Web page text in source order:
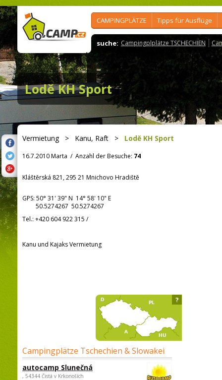
CAMPINGPLÄTZE Tipps für Ausflüge
suche: Campingplplätze TSCHECHIEN
Lodě KH Sport
Vermietung> Kanu, Raft > Lodě KH Sport
16.7.2010 Marta / Anzahl der Besuche: 74
Kláštěrská 821, 295 21 Mnichovo Hradiště
GPS: 50° 31' 39" N 14° 58' 10" E
50.5274267 50.5274267
Tel.: +420 604 922 315 /
Kanu und Kajaks Vermietung
Campingplätze Tschechien & Slowakei
autocamp Slunečná
, 54344 Čistá v Krkonoších
?